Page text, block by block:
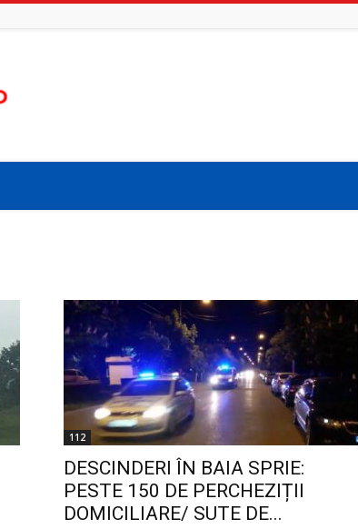
112
DESCINDERI ÎN BAIA SPRIE:
PESTE 150 DE PERCHEZIȚII
DOMICILIARE/ SUTE DE...